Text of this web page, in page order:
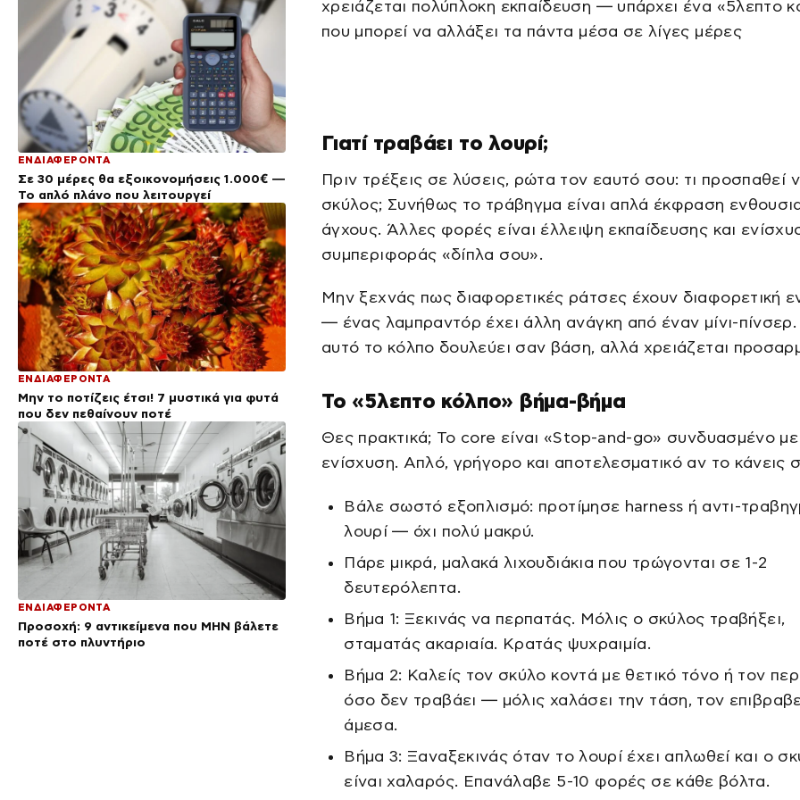
ΕΝΔΙΑΦΕΡΟΝΤΑ
Σε 30 μέρες θα εξοικονομήσεις 1.000€ —
Το απλό πλάνο που λειτουργεί
ΕΝΔΙΑΦΕΡΟΝΤΑ
Μην το ποτίζεις έτσι! 7 μυστικά για φυτά
που δεν πεθαίνουν ποτέ
ΕΝΔΙΑΦΕΡΟΝΤΑ
Προσοχή: 9 αντικείμενα που ΜΗΝ βάλετε
ποτέ στο πλυντήριο
χρειάζεται πολύπλοκη εκπαίδευση — υπάρχει ένα «5λεπτο
που μπορεί να αλλάξει τα πάντα μέσα σε λίγες μέρες
Γιατί τραβάει το λουρί;
Πριν τρέξεις σε λύσεις, ρώτα τον εαυτό σου: τι προσπαθεί
σκύλος; Συνήθως το τράβηγμα είναι απλά έκφραση
άγχους. Άλλες φορές είναι έλλειψη εκπαίδευσης και
συμπεριφοράς «δίπλα σου».
Μην ξεχνάς πως διαφορετικές ράτσες έχουν διαφορετική
— ένας λαμπραντόρ έχει άλλη ανάγκη από έναν μίνι-πίνσερ.
αυτό το κόλπο δουλεύει σαν βάση, αλλά χρειάζεται
Το «5λεπτο κόλπο» βήμα-βήμα
Θες πρακτικά; Το core είναι «Stop-and-go» συνδυασμένο με
ενίσχυση. Απλό, γρήγορο και αποτελεσματικό αν το κάνεις
Βάλε σωστό εξοπλισμό: προτίμησε harness ή αντι-
λουρί — όχι πολύ μακρύ.
Πάρε μικρά, μαλακά λιχουδιάκια που τρώγονται σε 1-2
δευτερόλεπτα.
Βήμα 1: Ξεκινάς να περπατάς. Μόλις ο σκύλος τραβήξει,
σταματάς ακαριαία. Κρατάς ψυχραιμία.
Βήμα 2: Καλείς τον σκύλο κοντά με θετικό τόνο ή τον
όσο δεν τραβάει — μόλις χαλάσει την τάση, τον
άμεσα.
Βήμα 3: Ξαναξεκινάς όταν το λουρί έχει απλωθεί και ο
είναι χαλαρός. Επανάλαβε 5-10 φορές σε κάθε βόλτα.